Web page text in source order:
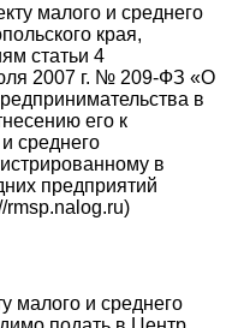
малого и среднего
края,
статьи 4
2007 г. № 209-ФЗ «О
в
его к
среднего
в
предприятий
rmsp.nalog.ru)
малого и среднего